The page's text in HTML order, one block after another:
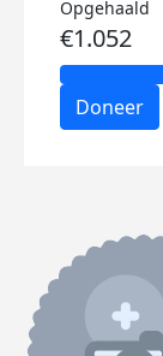
Opgehaald
€1.052
Doneer